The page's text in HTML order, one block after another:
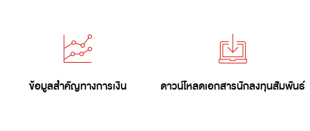
ข้อมูลสำคัญทางการเงิน ดาวน์โหลดเอกสารนักลงทุนสัมพันธ์